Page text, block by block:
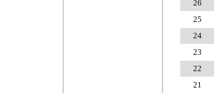
26
25
24
23
22
21